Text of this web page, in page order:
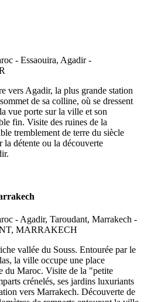
vers Agadir, la plus grande station
de sa colline, où se dressent
vue porte sur la ville et son
fin. Visite des ruines de la
tremblement de terre du siècle
la détente ou la découverte
vallée du Souss. Entourée par le
la ville occupe une place
du Maroc. Visite de la "petite
crénelés, ses jardins luxuriants
vers Marrakech. Découverte de